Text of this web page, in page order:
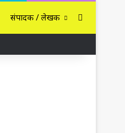
संपादक / लेखक